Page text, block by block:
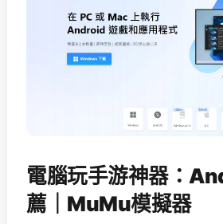
電腦玩手游神器：
薦｜MuMu模擬器